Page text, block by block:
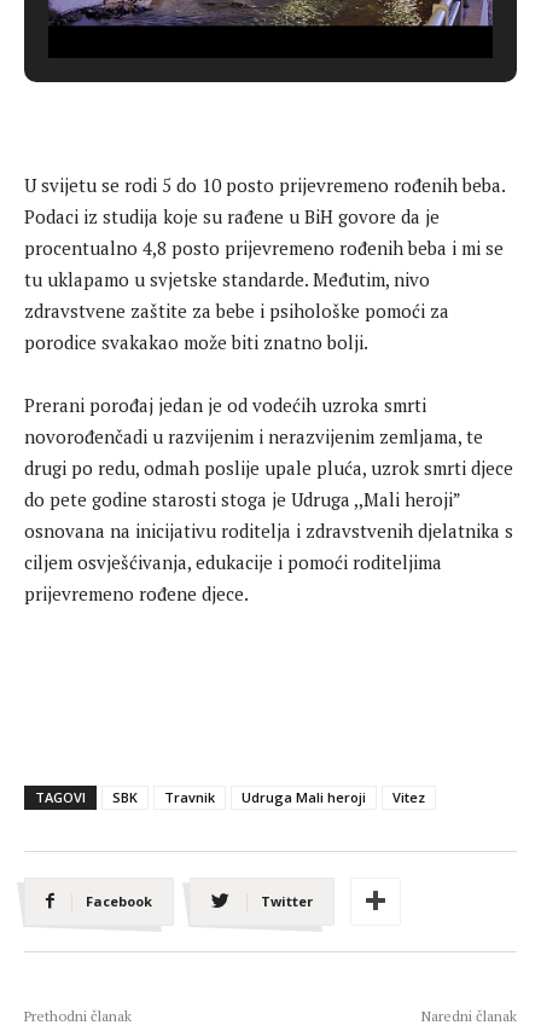
U svijetu se rodi 5 do 10 posto prijevremeno rođenih beba.
Podaci iz studija koje su rađene u BiH govore da je
procentualno 4,8 posto prijevremeno rođenih beba i mi se
tu uklapamo u svjetske standarde. Međutim, nivo
zdravstvene zaštite za bebe i psihološke pomoći za
porodice svakakao može biti znatno bolji.
Prerani porođaj jedan je od vodećih uzroka smrti
novorođenčadi u razvijenim i nerazvijenim zemljama, te
drugi po redu, odmah poslije upale pluća, uzrok smrti djece
do pete godine starosti stoga je Udruga ,,Mali heroji”
osnovana na inicijativu roditelja i zdravstvenih djelatnika s
ciljem osvješćivanja, edukacije i pomoći roditeljima
prijevremeno rođene djece.
TAGOVI SBK Travnik Udruga Mali heroji Vitez
Facebook Twitter
Prethodni članak Naredni članak